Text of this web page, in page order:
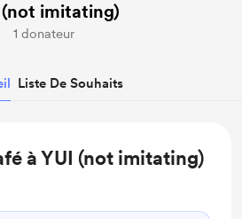
(not imitating)
1 donateur
Liste De Souhaits
à YUI (not imitating)